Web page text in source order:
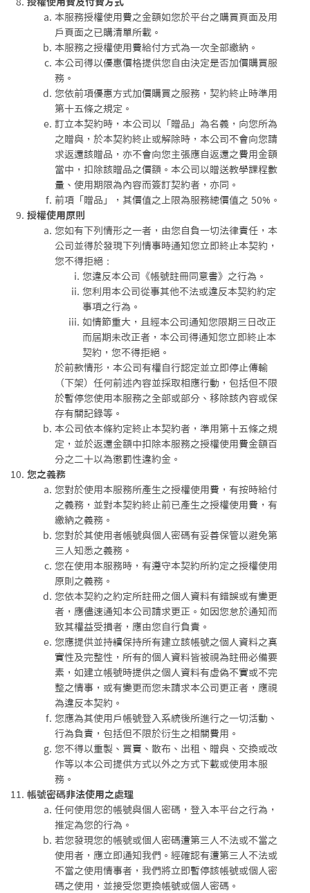
授權使用費及付費方式
本服務授權使用費之金額如您於平台之購買頁面及用
戶頁面之已購清單所載。
本服務之授權使用費給付方式為一次全部繳納。
本公司得以優惠價格提供您自由決定是否加價購買服
務。
您依前項優惠方式加價購買之服務，契約終止時準用
第十五條之規定。
訂立本契約時，本公司以「贈品」為名義，向您所為
之贈與，於本契約終止或解除時，本公司不會向您請
求返還該贈品，亦不會向您主張應自返還之費用金額
當中，扣除該贈品之價額。本公司以贈送教學課程數
量、使用期限為內容而簽訂契約者，亦同。
前項「贈品」，其價值之上限為服務總價值之 50%。
授權使用原則
您如有下列情形之一者，由您自負一切法律責任，本
公司並得於發現下列情事時通知您立即終止本契約，
您不得拒絕：
您違反本公司《帳號註冊同意書》之行為。
您利用本公司從事其他不法或違反本契約約定
事項之行為。
如情節重大，且經本公司通知您限期三日改正
而屆期未改正者，本公司得通知您立即終止本
契約，您不得拒絕。
於前款情形，本公司有權自行認定並立即停止傳輸
（下架）任何前述內容並採取相應行動，包括但不限
於暫停您使用本服務之全部或部分、移除該內容或保
存有關記錄等。
本公司依本條約定終止本契約者，準用第十五條之規
定，並於返還金額中扣除本服務之授權使用費金額百
分之二十以為懲罰性違約金。
您之義務
您對於使用本服務所產生之授權使用費，有按時給付
之義務，並對本契約終止前已產生之授權使用費，有
繳納之義務。
您對於其使用者帳號與個人密碼有妥善保管以避免第
三人知悉之義務。
您在使用本服務時，有遵守本契約所約定之授權使用
原則之義務。
您依本契約之約定所註冊之個人資料有錯誤或有變更
者，應儘速通知本公司請求更正。如因您怠於通知而
致其權益受損者，應由您自行負責。
您應提供並持續保持所有建立該帳號之個人資料之真
實性及完整性，所有的個人資料皆被視為註冊必備要
素，如建立帳號時提供之個人資料有虛偽不實或不完
整之情事，或有變更而您未請求本公司更正者，應視
為違反本契約。
您應為其使用戶帳號登入系統後所進行之一切活動、
行為負責，包括但不限於衍生之相關費用。
您不得以重製、買賣、散布、出租、贈與、交換或改
作等以本公司提供方式以外之方式下載或使用本服
務。
帳號密碼非法使用之處理
任何使用您的帳號與個人密碼，登入本平台之行為，
推定為您的行為。
若您發現您的帳號或個人密碼遭第三人不法或不當之
使用者，應立即通知我們。經確認有遭第三人不法或
不當之使用情事者，我們將立即暫停該帳號或個人密
碼之使用，並接受您更換帳號或個人密碼。